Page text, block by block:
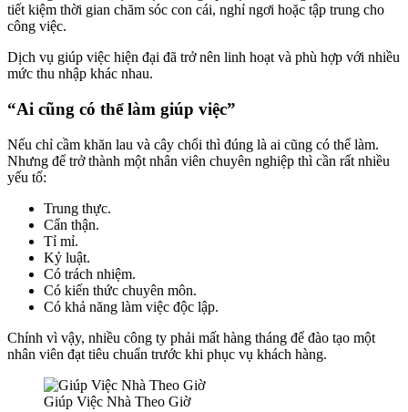
tiết kiệm thời gian chăm sóc con cái, nghỉ ngơi hoặc tập trung cho
công việc.
Dịch vụ giúp việc hiện đại đã trở nên linh hoạt và phù hợp với nhiều
mức thu nhập khác nhau.
“Ai cũng có thể làm giúp việc”
Nếu chỉ cầm khăn lau và cây chổi thì đúng là ai cũng có thể làm.
Nhưng để trở thành một nhân viên chuyên nghiệp thì cần rất nhiều
yếu tố:
Trung thực.
Cẩn thận.
Tỉ mỉ.
Kỷ luật.
Có trách nhiệm.
Có kiến thức chuyên môn.
Có khả năng làm việc độc lập.
Chính vì vậy, nhiều công ty phải mất hàng tháng để đào tạo một
nhân viên đạt tiêu chuẩn trước khi phục vụ khách hàng.
Giúp Việc Nhà Theo Giờ